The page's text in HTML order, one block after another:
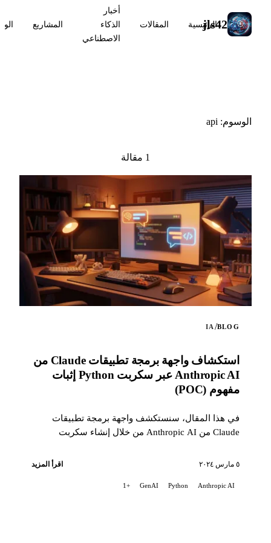
jls42
الرئيسية المقالات
أخبار
الذكاء
الاصطناعي
المشاريع
الوسوم: api
1 مقالة
BLOG
/
IA
استكشاف واجهة برمجة تطبيقات Claude من
Anthropic AI عبر سكربت Python إثبات
مفهوم (POC)
في هذا المقال، سنستكشف واجهة برمجة تطبيقات
Claude من Anthropic AI من خلال إنشاء سكربت
...
٥ مارس ٢٠٢٤ اقرأ المزيد
Anthropic AI
Python
GenAI
+1